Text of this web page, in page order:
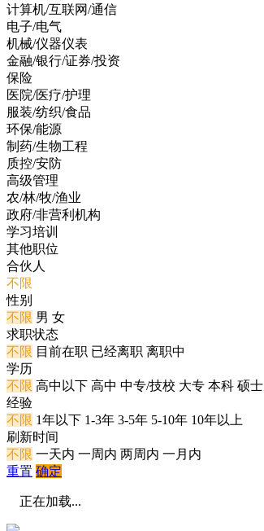
计算机/互联网/通信
电子/电气
机械/仪器仪表
金融/银行/证券/投资
保险
医院/医疗/护理
服装/纺织/食品
环保/能源
制药/生物工程
质控/安防
高级管理
农/林/牧/渔业
政府/非营利机构
学习培训
其他职位
合伙人
不限
性别
不限 男 女
求职状态
不限 目前在职 已经离职 离职中
学历
不限 高中以下 高中 中专/技校 大专 本科 硕士
经验
不限 1年以下 1-3年 3-5年 5-10年 10年以上
刷新时间
不限 一天内 一周内 两周内 一月内
重置 确定
正在加载...